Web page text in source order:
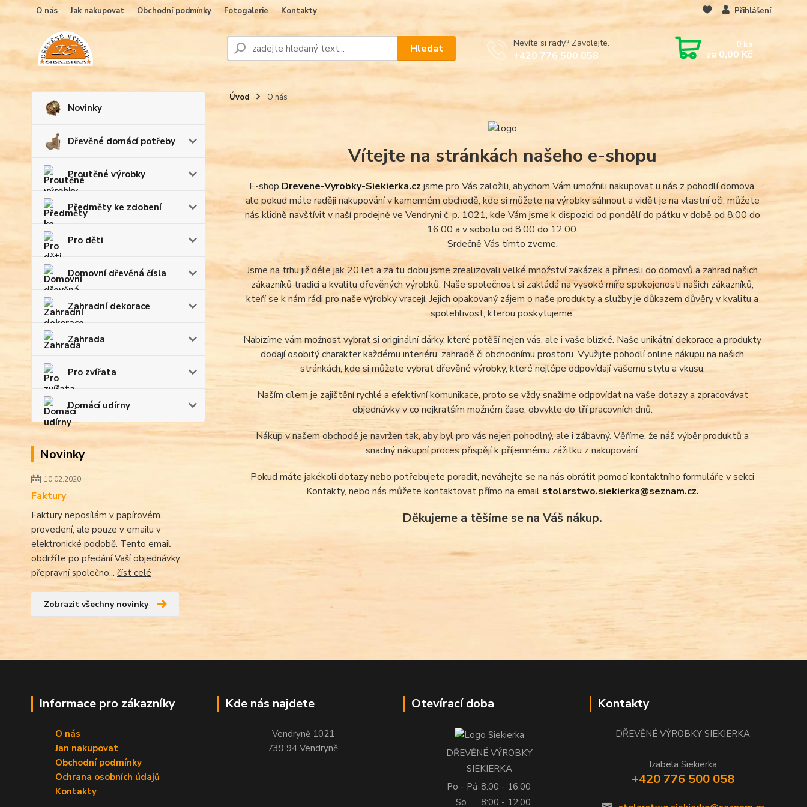
O nás Jak nakupovat Obchodní podmínky Fotogalerie Kontakty Přihlášení
Hledat Nevíte si rady? Zavolejte.
+420 776 500 058
0 ks
za 0,00 Kč
Novinky
Dřevěné domácí potřeby
Proutěné výrobky
Předměty ke zdobení
Pro děti
Domovní dřevěná čísla
Zahradní dekorace
Zahrada
Pro zvířata
Domácí udírny
Novinky
10.02.2020
Faktury
Faktury neposílám v papírovém
provedení, ale pouze v emailu v
elektronické podobě. Tento email
obdržíte po předání Vaší objednávky
přepravní společno... číst celé
Zobrazit všechny novinky
Úvod O nás
Vítejte na stránkách našeho e-shopu
E-shop Drevene-Vyrobky-Siekierka.cz jsme pro Vás založili, abychom Vám umožnili nakupovat u nás z pohodlí domova,
ale pokud máte raději nakupování v kamenném obchodě, kde si můžete na výrobky sáhnout a vidět je na vlastní oči, můžete
nás klidně navštívit v naší prodejně ve Vendryni č. p. 1021, kde Vám jsme k dispozici od pondělí do pátku v době od 8:00 do
16:00 a v sobotu od 8:00 do 12:00.
Srdečně Vás tímto zveme.
Jsme na trhu již déle jak 20 let a za tu dobu jsme zrealizovali velké množství zakázek a přinesli do domovů a zahrad našich
zákazníků tradici a kvalitu dřevěných výrobků. Naše společnost si zakládá na vysoké míře spokojenosti našich zákazníků,
kteří se k nám rádi pro naše výrobky vracejí. Jejich opakovaný zájem o naše produkty a služby je důkazem důvěry v kvalitu a
spolehlivost, kterou poskytujeme.
Nabízíme vám možnost vybrat si originální dárky, které potěší nejen vás, ale i vaše blízké. Naše unikátní dekorace a produkty
dodají osobitý charakter každému interiéru, zahradě či obchodnímu prostoru. Využijte pohodlí online nákupu na našich
stránkách, kde si můžete vybrat dřevěné výrobky, které nejlépe odpovídají vašemu stylu a vkusu.
Naším cílem je zajištění rychlé a efektivní komunikace, proto se vždy snažíme odpovídat na vaše dotazy a zpracovávat
objednávky v co nejkratším možném čase, obvykle do tří pracovních dnů.
Nákup v našem obchodě je navržen tak, aby byl pro vás nejen pohodlný, ale i zábavný. Věříme, že náš výběr produktů a
snadný nákupní proces přispějí k příjemnému zážitku z nakupování.
Pokud máte jakékoli dotazy nebo potřebujete poradit, neváhejte se na nás obrátit pomocí kontaktního formuláře v sekci
Kontakty, nebo nás můžete kontaktovat přímo na email stolarstwo.siekierka@seznam.cz.
Děkujeme a těšíme se na Váš nákup.
Informace pro zákazníky
O nás
Jan nakupovat
Obchodní podmínky
Ochrana osobních údajů
Kontakty
Kde nás najdete
Vendryně 1021
739 94 Vendryně
Otevírací doba
DŘEVĚNÉ VÝROBKY
SIEKIERKA
Po - Pá 8:00 - 16:00
So
8:00 - 12:00
Kontakty
DŘEVĚNÉ VÝROBKY SIEKIERKA
Izabela Siekierka
+420 776 500 058